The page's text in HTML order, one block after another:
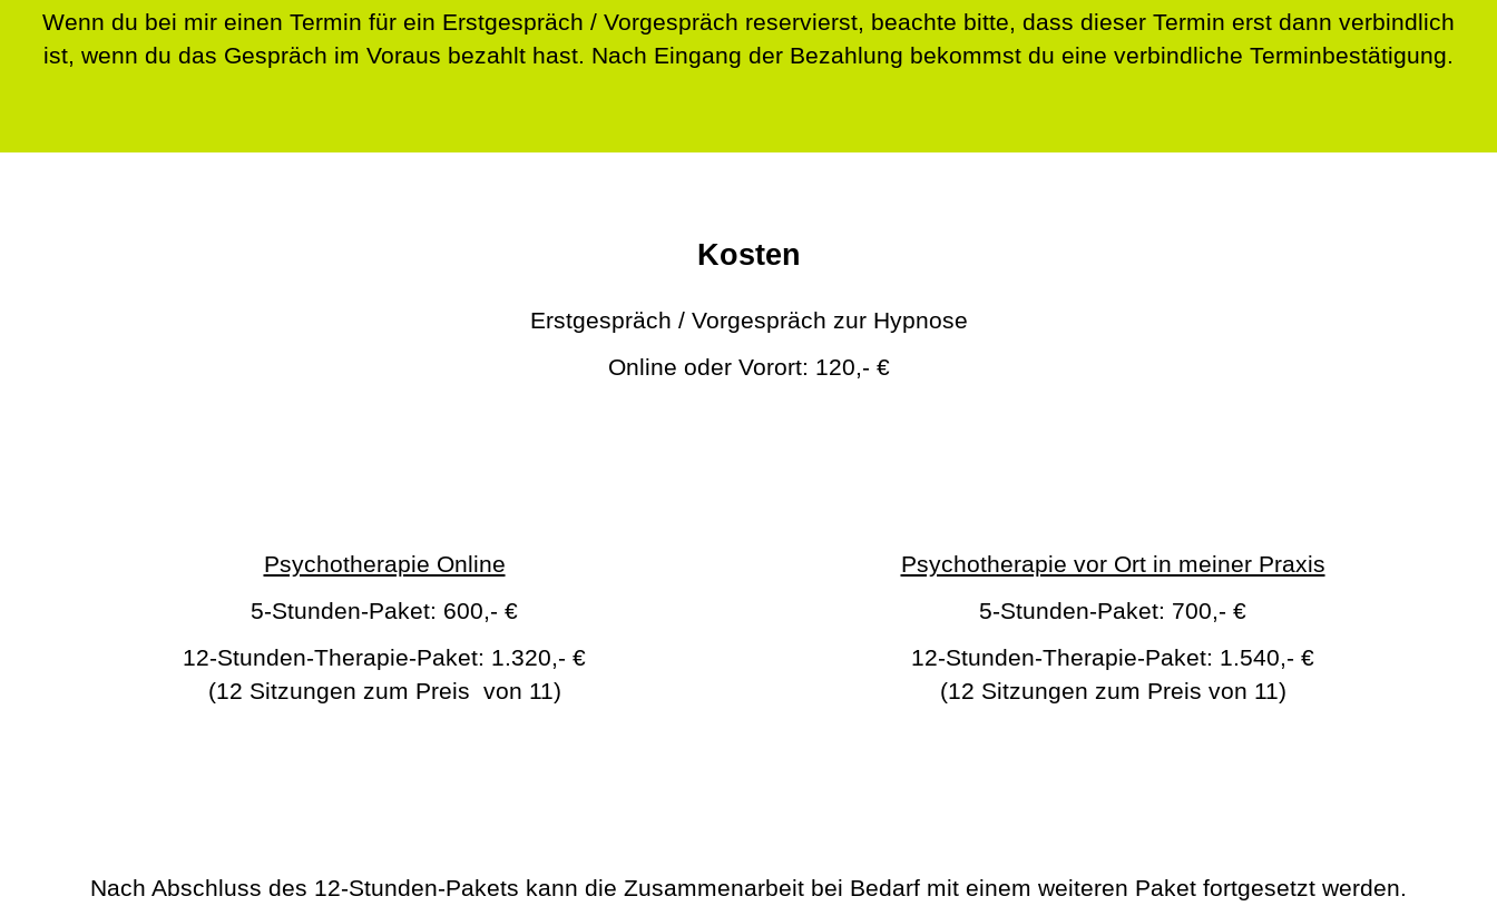
Wenn du bei mir einen Termin für ein Erstgespräch / Vorgespräch reservierst, beachte bitte, dass dieser Termin erst dann verbindlich
ist, wenn du das Gespräch im Voraus bezahlt hast. Nach Eingang der Bezahlung bekommst du eine verbindliche Terminbestätigung.
Kosten
Erstgespräch / Vorgespräch zur Hypnose
Online oder Vorort: 120,- €
Psychotherapie Online
5-Stunden-Paket: 600,- €
12-Stunden-Therapie-Paket: 1.320,- €
(12 Sitzungen zum Preis von 11)
Psychotherapie vor Ort in meiner Praxis
5-Stunden-Paket: 700,- €
12-Stunden-Therapie-Paket: 1.540,- €
(12 Sitzungen zum Preis von 11)
Nach Abschluss des 12-Stunden-Pakets kann die Zusammenarbeit bei Bedarf mit einem weiteren Paket fortgesetzt werden.